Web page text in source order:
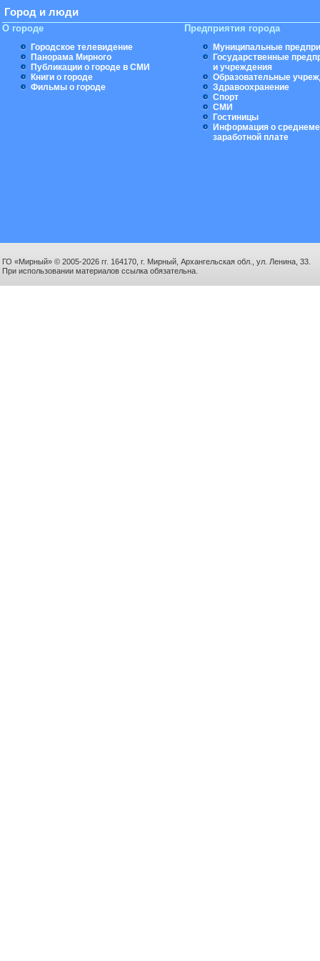
Город и люди
О городе
Городское телевидение
Панорама Мирного
Публикации о городе в СМИ
Книги о городе
Фильмы о городе
Предприятия города
Муниципальные
Государственные
и учреждения
Образовательные
Здравоохранение
Спорт
СМИ
Гостиницы
Информация о
заработной плате
ГО «Мирный» © 2005-2026 гг. 164170, г. Мирный, Архангельская обл., ул. Ленина, 33.
При использовании материалов ссылка обязательна.